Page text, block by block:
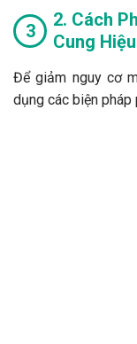
2. Cách
Cung
Để giảm nguy cơ
dụng các biện pháp